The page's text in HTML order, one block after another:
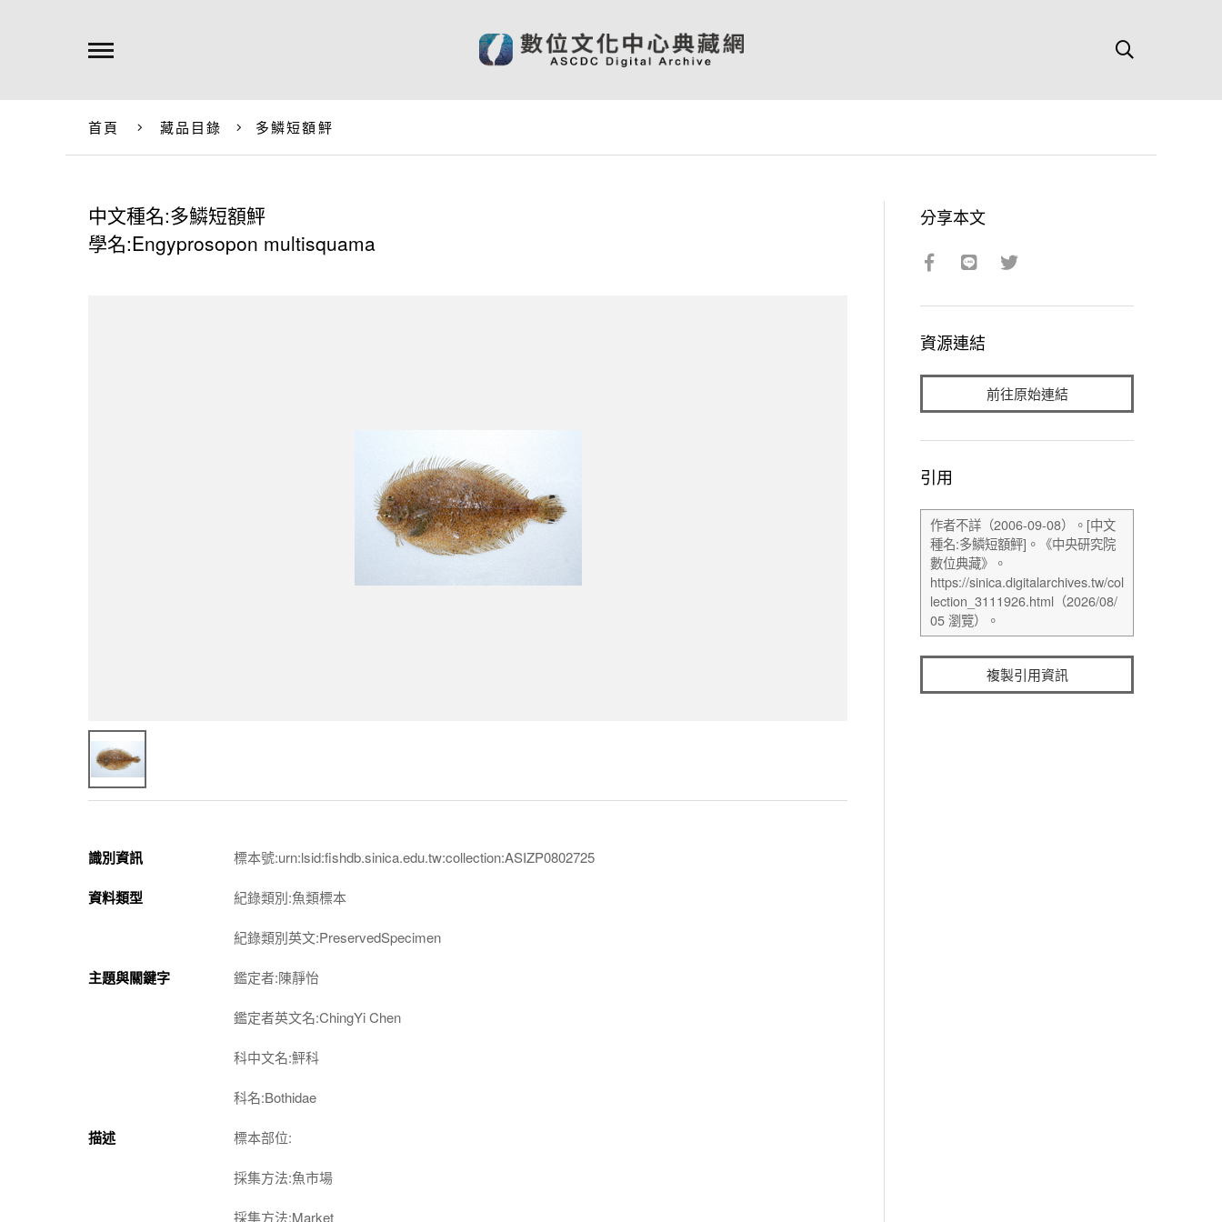
首頁 藏品目錄 多鱗短額鮃
中文種名:多鱗短額鮃
學名:Engyprosopon multisquama
識別資訊 標本號:urn:lsid:fishdb.sinica.edu.tw:collection:ASIZP0802725
資料類型 紀錄類別:魚類標本
紀錄類別英文:PreservedSpecimen
主題與關鍵字 鑑定者:陳靜怡
鑑定者英文名:ChingYi Chen
科中文名:鮃科
科名:Bothidae
描述 標本部位:
採集方法:魚市場
採集方法:Market
分享本文
資源連結
前往原始連結
引用
複製引用資訊